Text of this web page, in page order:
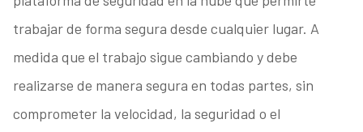
trabajar de forma segura desde cualquier lugar. A
medida que el trabajo sigue cambiando y debe
realizarse de manera segura en todas partes, sin
comprometer la velocidad, la seguridad o el